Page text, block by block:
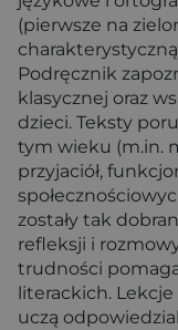
(pierwsze na
Podręcznik
klasycznej oraz
dzieci. Teksty
tym wieku (m.in.
przyjaciół,
zostały tak
refleksji i
trudności
literackich.
uczą